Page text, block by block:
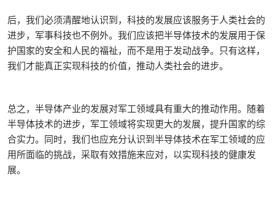
后，我们必须清醒地认识到，科技的发展应该服务于人类社会的
进步，军事科技也不例外。我们应该把半导体技术的发展用于保
护国家的安全和人民的福祉，而不是用于发动战争。只有这样，
我们才能真正实现科技的价值，推动人类社会的进步。
总之，半导体产业的发展对军工领域具有重大的推动作用。随着
半导体技术的进步，军工领域将实现更大的发展，提升国家的综
合实力。同时，我们也应充分认识到半导体技术在军工领域的应
用所面临的挑战，采取有效措施来应对，以实现科技的健康发
展。